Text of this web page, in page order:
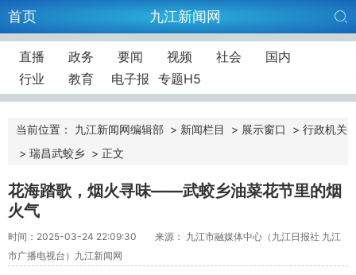
首页 九江新闻网
直播 政务 要闻 视频 社会
国内
行业
教育 电子报 专题H5
当前位置： 九江新闻网编辑部 > 新闻栏目 > 展示窗口 > 行政机关
> 瑞昌武蛟乡 > 正文
花海踏歌，烟火寻味——武蛟乡油菜花节里的烟
火气
时间：2025-03-24 22:09:30
来源： 九江市融媒体中心（九江日报社 九江
市广播电视台）九江新闻网